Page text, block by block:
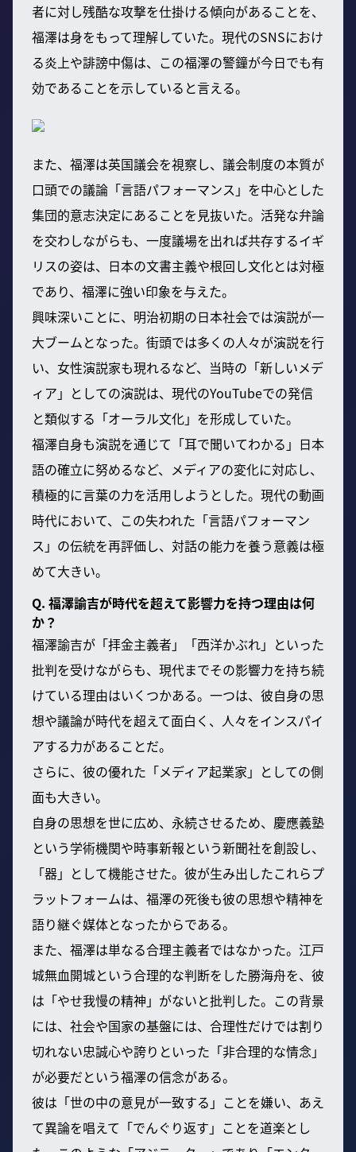
者に対し残酷な攻撃を仕掛ける傾向があることを、
福澤は身をもって理解していた。現代のSNSにおけ
る炎上や誹謗中傷は、この福澤の警鐘が今日でも有
効であることを示していると言える。
また、福澤は英国議会を視察し、議会制度の本質が
口頭での議論「言語パフォーマンス」を中心とした
集団的意志決定にあることを見抜いた。活発な弁論
を交わしながらも、一度議場を出れば共存するイギ
リスの姿は、日本の文書主義や根回し文化とは対極
であり、福澤に強い印象を与えた。
興味深いことに、明治初期の日本社会では演説が一
大ブームとなった。街頭では多くの人々が演説を行
い、女性演説家も現れるなど、当時の「新しいメデ
ィア」としての演説は、現代のYouTubeでの発信
と類似する「オーラル文化」を形成していた。
福澤自身も演説を通じて「耳で聞いてわかる」日本
語の確立に努めるなど、メディアの変化に対応し、
積極的に言葉の力を活用しようとした。現代の動画
時代において、この失われた「言語パフォーマン
ス」の伝統を再評価し、対話の能力を養う意義は極
めて大きい。
Q. 福澤諭吉が時代を超えて影響力を持つ理由は何
か？
福澤諭吉が「拝金主義者」「西洋かぶれ」といった
批判を受けながらも、現代までその影響力を持ち続
けている理由はいくつかある。一つは、彼自身の思
想や議論が時代を超えて面白く、人々をインスパイ
アする力があることだ。
さらに、彼の優れた「メディア起業家」としての側
面も大きい。
自身の思想を世に広め、永続させるため、慶應義塾
という学術機関や時事新報という新聞社を創設し、
「器」として機能させた。彼が生み出したこれらプ
ラットフォームは、福澤の死後も彼の思想や精神を
語り継ぐ媒体となったからである。
また、福澤は単なる合理主義者ではなかった。江戸
城無血開城という合理的な判断をした勝海舟を、彼
は「やせ我慢の精神」がないと批判した。この背景
には、社会や国家の基盤には、合理性だけでは割り
切れない忠誠心や誇りといった「非合理的な情念」
が必要だという福澤の信念がある。
彼は「世の中の意見が一致する」ことを嫌い、あえ
て異論を唱えて「でんぐり返す」ことを道楽とし